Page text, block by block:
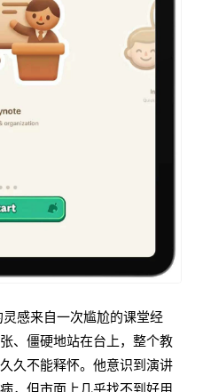
感来自一次尴尬的课堂经
、僵硬地站在台上，整个教
久不能释怀。他意识到演讲